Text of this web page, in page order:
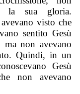
la sua gloria.
visto che
sentito Gesù
ma non avevano
Quindi, in un
Gesù
non avevano